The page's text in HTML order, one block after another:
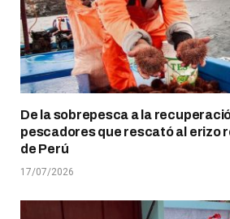
De la sobrepesca a la
pescadores que rescató al erizo
de Perú
17/07/2026